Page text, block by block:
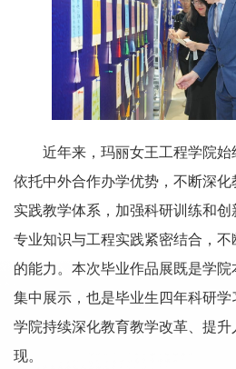
近年来，玛丽女王工程学院始
依托中外合作办学优势，不断深
实践教学体系，加强科研训练和
专业知识与工程实践紧密结合，
的能力。本次毕业作品展既是学
集中展示，也是毕业生四年科研
学院持续深化教育教学改革、提
现。